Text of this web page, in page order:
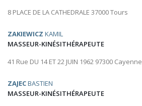
8 PLACE DE LA CATHEDRALE 37000 Tours
ZAKIEWICZ KAMIL
MASSEUR-KINÉSITHÉRAPEUTE
41 Rue DU 14 ET 22 JUIN 1962 97300 Cayenne
ZAJECBASTIEN
MASSEUR-KINÉSITHÉRAPEUTE